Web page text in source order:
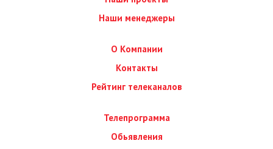
Наши менеджеры
О Компании
Контакты
Рейтинг телеканалов
Телепрограмма
Обьявления